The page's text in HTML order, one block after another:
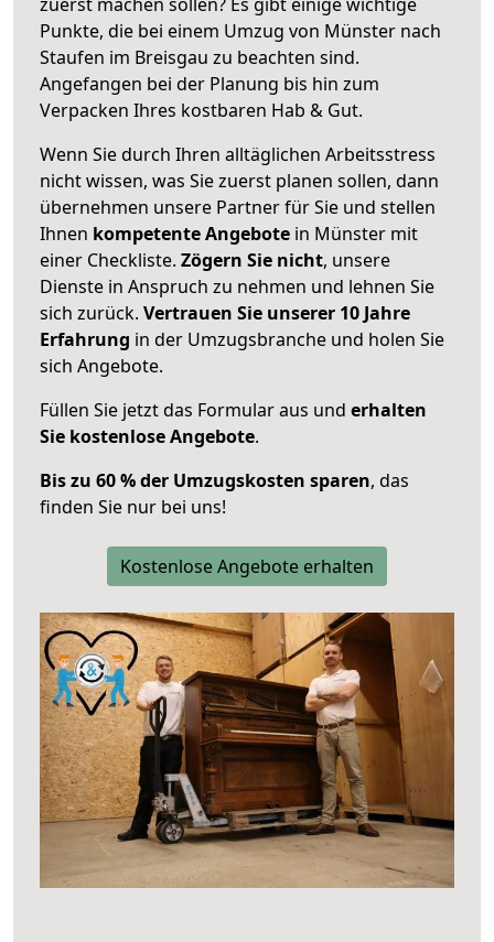
Punkte, die bei einem Umzug von Münster nach
Staufen im Breisgau zu beachten sind.
Angefangen bei der Planung bis hin zum
Verpacken Ihres kostbaren Hab & Gut.
Wenn Sie durch Ihren alltäglichen Arbeitsstress
nicht wissen, was Sie zuerst planen sollen, dann
übernehmen unsere Partner für Sie und stellen
Ihnen kompetente Angebote in Münster mit
einer Checkliste. Zögern Sie nicht, unsere
Dienste in Anspruch zu nehmen und lehnen Sie
sich zurück. Vertrauen Sie unserer 10 Jahre
Erfahrung in der Umzugsbranche und holen Sie
sich Angebote.
Füllen Sie jetzt das Formular aus und erhalten
Sie kostenlose Angebote.
Bis zu 60 % der Umzugskosten sparen, das
finden Sie nur bei uns!
Kostenlose Angebote erhalten